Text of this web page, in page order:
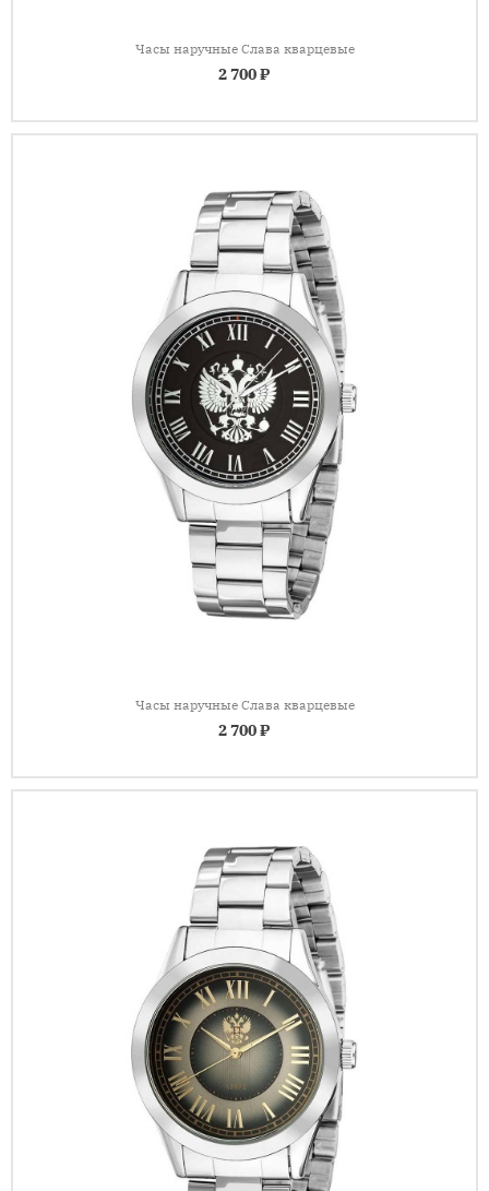
Часы наручные Слава кварцевые
2 700 ₽
Часы наручные Слава кварцевые
2 700 ₽